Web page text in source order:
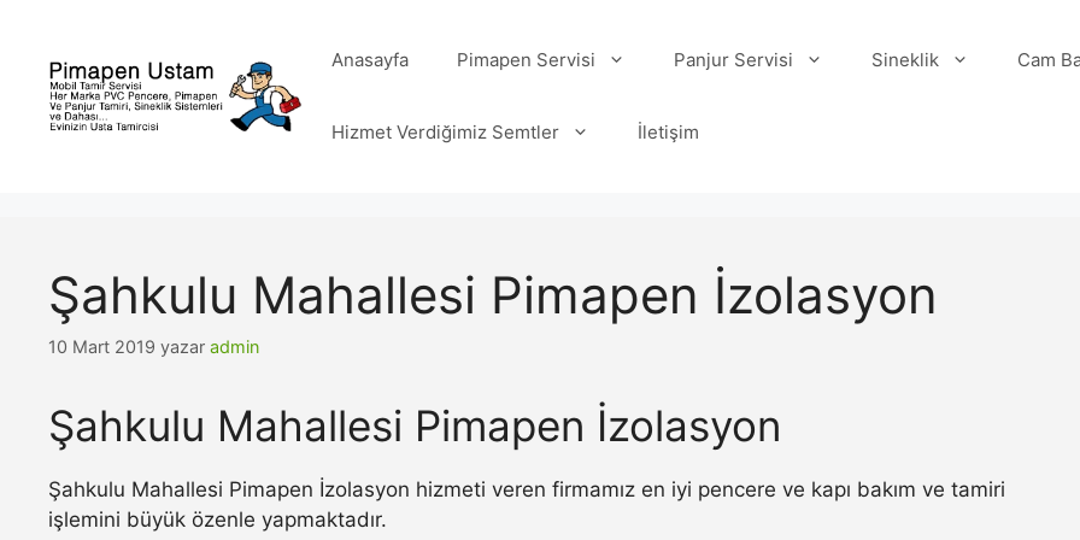
Anasayfa Pimapen Servisi Panjur Servisi Sineklik Cam
Hizmet Verdiğimiz Semtler İletişim
Şahkulu Mahallesi Pimapen İzolasyon
10 Mart 2019 yazar admin
Şahkulu Mahallesi Pimapen İzolasyon
Şahkulu Mahallesi Pimapen İzolasyon hizmeti veren firmamız en iyi pencere ve kapı bakım ve tamiri
işlemini büyük özenle yapmaktadır.